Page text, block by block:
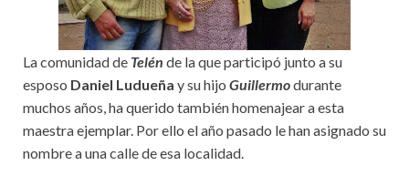
La comunidad de Telén de la que participó junto a su
esposo Daniel Ludueña y su hijo Guillermodurante
muchos años, ha querido también homenajear a esta
maestra ejemplar. Por ello el año pasado le han asignado su
nombre a una calle de esa localidad.